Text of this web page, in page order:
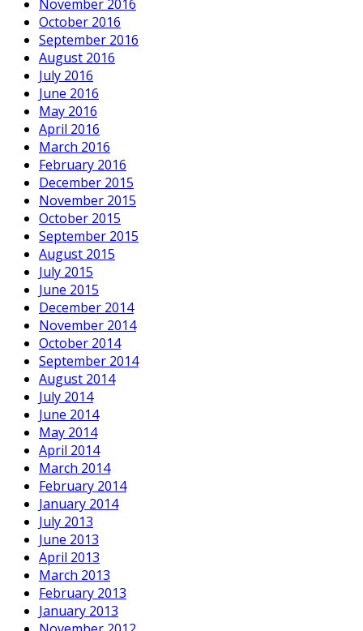
November 2016
October 2016
September 2016
August 2016
July 2016
June 2016
May 2016
April 2016
March 2016
February 2016
December 2015
November 2015
October 2015
September 2015
August 2015
July 2015
June 2015
December 2014
November 2014
October 2014
September 2014
August 2014
July 2014
June 2014
May 2014
April 2014
March 2014
February 2014
January 2014
July 2013
June 2013
April 2013
March 2013
February 2013
January 2013